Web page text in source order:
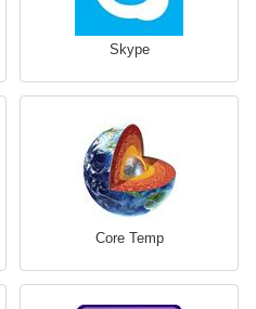
Skype
Core Temp